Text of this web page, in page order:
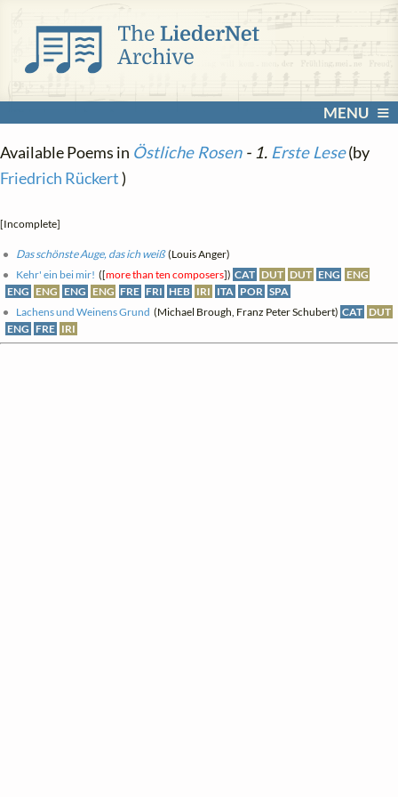
MENU
Available Poems in Östliche Rosen- 1. Erste Lese(by
Friedrich Rückert)
[Incomplete]
Das schönste Auge, das ich weiß(Louis Anger)
Kehr' ein bei mir! ([more than ten composers]) CAT DUT DUT ENG ENG
ENG ENG ENG ENG FRE FRI HEB IRI ITA POR SPA
Lachens und Weinens Grund (Michael Brough, Franz Peter Schubert) CAT DUT
ENG FRE IRI